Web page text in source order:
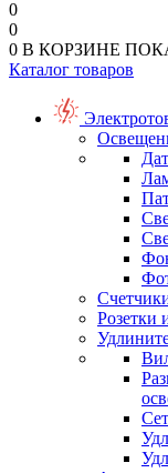
0
0
0 В КОРЗИНЕ
Каталог товаров
Розетки